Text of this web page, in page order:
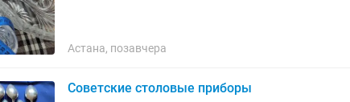
Астана, позавчера
Советские столовые приборы